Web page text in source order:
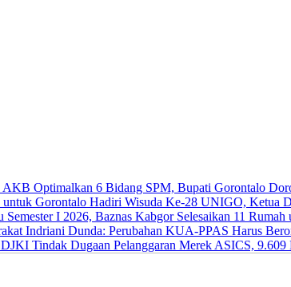
Optimalkan 6 Bidang SPM, Bupati Gorontalo
Hadiri Wisuda Ke-28 UNIGO, Ketua
Semester I 2026, Baznas Kabgor Selesaikan 11
Indriani Dunda: Perubahan KUA-PPAS Harus
DJKI Tindak Dugaan Pelanggaran Merek ASICS, 9.609